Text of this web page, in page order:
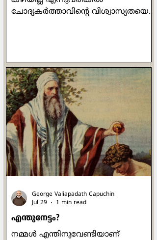
ചോദ്യകർത്താവിന്റെ വിശ്വാസ്യതയെ
ആ തന്ത്രം അറിയപ്പെടുന്നത്. ഒരാൾ
നിങ്ങളെ നിങ്ങളുടെ വാക്കിനെയോ
ചെയ്തിയെയോ അടിസ്ഥാനമാക്കി
ചോദ്യം ചെയ്യുമ്പോൾ, ചോദ്യത്തിന്
ഉത്തരം നൽകുന്നതിന് പകരം
ചോദ്യകർത്താവിനെയും അയാളുടെ
പക്ഷക്കാരെയും "നിങ്ങളും
അതുതന്നെ ചെയ്തിരിക്കുന്നു" എന്ന്
തിരിച്ച് പറയുന്നത് മറ്റൊരു
ഫാലസിയാണ്. "തൂ കോ
എന്തുനേട്ടം?
നമ്മൾ എന്തിനുവേണ്ടിയാണ്
George Valiapadath Capuchin
Jul 29
1 min read